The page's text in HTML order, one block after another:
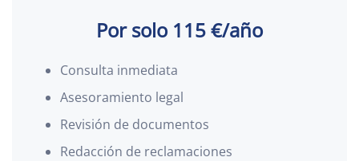
Por solo 115 €/año
Consulta inmediata
Asesoramiento legal
Revisión de documentos
Redacción de reclamaciones